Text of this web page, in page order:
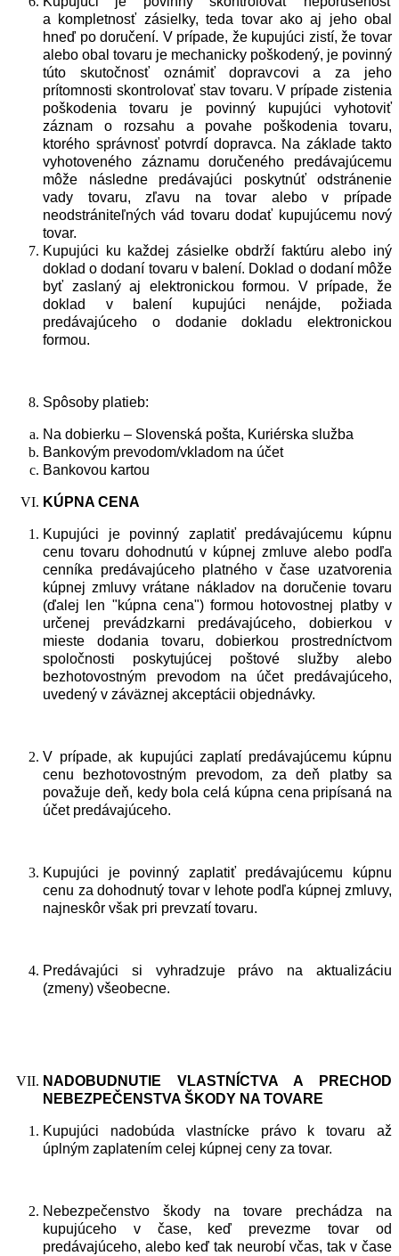
a kompletnosť zásielky, teda tovar ako aj jeho obal
hneď po doručení. V prípade, že kupujúci zistí, že tovar
alebo obal tovaru je mechanicky poškodený, je povinný
túto skutočnosť oznámiť dopravcovi a za jeho
prítomnosti skontrolovať stav tovaru. V prípade zistenia
poškodenia tovaru je povinný kupujúci vyhotoviť
záznam o rozsahu a povahe poškodenia tovaru,
ktorého správnosť potvrdí dopravca. Na základe takto
vyhotoveného záznamu doručeného predávajúcemu
môže následne predávajúci poskytnúť odstránenie
vady tovaru, zľavu na tovar alebo v prípade
neodstrániteľných vád tovaru dodať kupujúcemu nový
tovar.
Kupujúci ku každej zásielke obdrží faktúru alebo iný
doklad o dodaní tovaru v balení. Doklad o dodaní môže
byť zaslaný aj elektronickou formou. V prípade, že
doklad v balení kupujúci nenájde, požiada
predávajúceho o dodanie dokladu elektronickou
formou.
Spôsoby platieb:
Na dobierku – Slovenská pošta, Kuriérska služba
Bankovým prevodom/vkladom na účet
Bankovou kartou
KÚ PNA CENA
Kupujúci je povinný zaplatiť predávajúcemu kúpnu
cenu tovaru dohodnutú v kúpnej zmluve alebo podľa
cenníka predávajúceho platného v čase uzatvorenia
kúpnej zmluvy vrátane nákladov na doručenie tovaru
(ďalej len "kúpna cena") formou hotovostnej platby v
určenej prevádzkarni predávajúceho, dobierkou v
mieste dodania tovaru, dobierkou prostredníctvom
spoločnosti poskytujúcej poštové služby alebo
bezhotovostným prevodom na účet predávajúceho,
uvedený v záväznej akceptácii objednávky.
V prípade, ak kupujúci zaplatí predávajúcemu kúpnu
cenu bezhotovostným prevodom, za deň platby sa
považuje deň, kedy bola celá kúpna cena pripísaná na
účet predávajúceho.
Kupujúci je povinný zaplatiť predávajúcemu kúpnu
cenu za dohodnutý tovar v lehote podľa kúpnej zmluvy,
najneskôr však pri prevzatí tovaru.
Predávajúci si vyhradzuje právo na aktualizáciu
(zmeny) všeobecne.
NADOBUDNUTIE VLASTN CTVA A
PRECHOD
NEBEZPEČENSTVA Š KODY NA TOVARE
Kupujúci nadobúda vlastnícke právo k tovaru až
úplným zaplatením celej kúpnej ceny za tovar.
Nebezpečenstvo škody na tovare prechádza na
kupujúceho v čase, keď prevezme tovar od
predávajúceho, alebo keď tak neurobí včas, tak v čase